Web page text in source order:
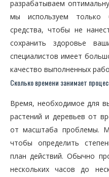
разрабатываем
мы используем только
средства, чтобы не
сохранить здоровье
специалистов имеет
качество выполненных
Сколько времени занимает
Время, необходимое для
растений и деревьев от
от масштаба проблемы.
чтобы определить
план действий. Обычно
нескольких часов до